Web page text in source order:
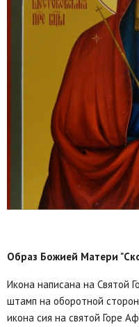
Образ Божией Матери
Икона написана на Святой
штамп на оборотной
икона сия на святой Горе